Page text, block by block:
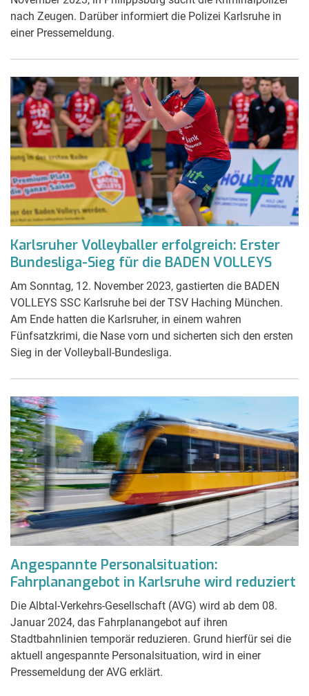
nach Zeugen. Darüber informiert die Polizei Karlsruhe in
einer Pressemeldung.
Karlsruher Volleyballer erfolgreich: Erster
Bundesliga-Sieg für die BADEN VOLLEYS
Am Sonntag, 12. November 2023, gastierten die BADEN
VOLLEYS SSC Karlsruhe bei der TSV Haching München.
Am Ende hatten die Karlsruher, in einem wahren
Fünfsatzkrimi, die Nase vorn und sicherten sich den ersten
Sieg in der Volleyball-Bundesliga.
Angespannte Personalsituation:
Fahrplanangebot in Karlsruhe wird reduziert
Die Albtal-Verkehrs-Gesellschaft (AVG) wird ab dem 08.
Januar 2024, das Fahrplanangebot auf ihren
Stadtbahnlinien temporär reduzieren. Grund hierfür sei die
aktuell angespannte Personalsituation, wird in einer
Pressemeldung der AVG erklärt.